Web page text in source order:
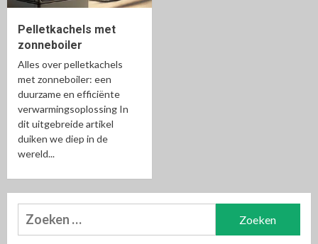
Pelletkachels met
zonneboiler
Alles over pelletkachels
met zonneboiler: een
duurzame en efficiënte
verwarmingsoplossing In
dit uitgebreide artikel
duiken we diep in de
wereld...
Zoeken
naar: